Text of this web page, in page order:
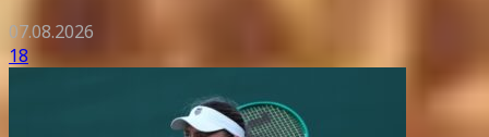
07.08.2026
18